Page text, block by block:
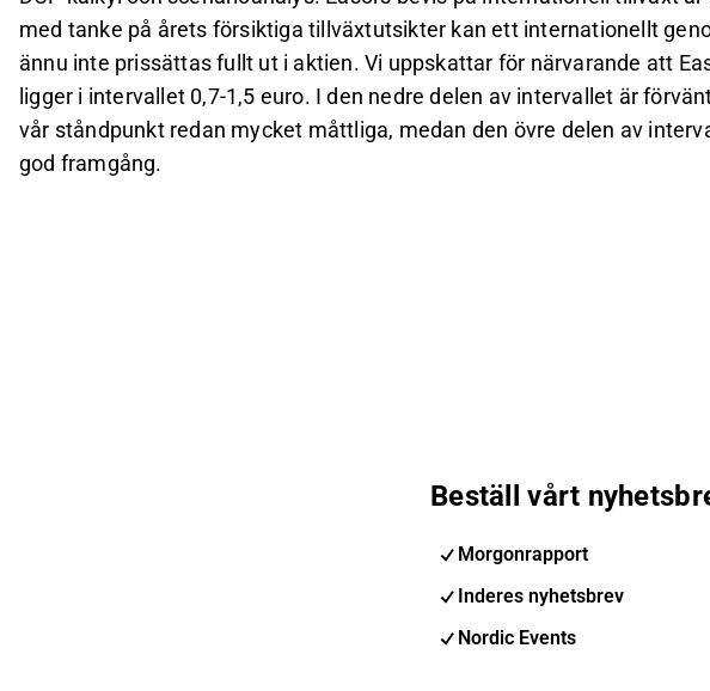
med tanke på årets försiktiga tillväxtutsikter kan ett internationellt
ännu inte prissättas fullt ut i aktien. Vi uppskattar för närvarande att
ligger i intervallet 0,7-1,5 euro. I den nedre delen av intervallet är
vår ståndpunkt redan mycket måttliga, medan den övre delen av
god framgång.
Beställ vårt
Morgonrapport
Inderes nyhetsbrev
Nordic Events